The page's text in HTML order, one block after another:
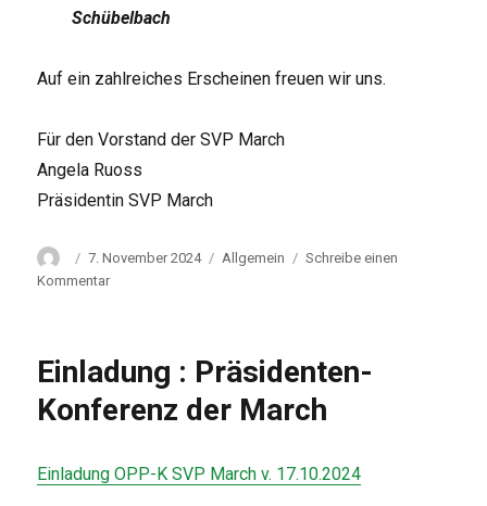
Schübelbach
Auf ein zahlreiches Erscheinen freuen wir uns.
Für den Vorstand der SVP March
Angela Ruoss
Präsidentin SVP March
AutorVeröffentlicht
am
7. November 2024 Kategorien
Allgemein
Schreibe einen
Kommentarzu
und
anschliessende
Parteiversammlung
March
Einladung : Präsidenten-
Konferenz der March
Einladung OPP-K SVP March v. 17.10.2024